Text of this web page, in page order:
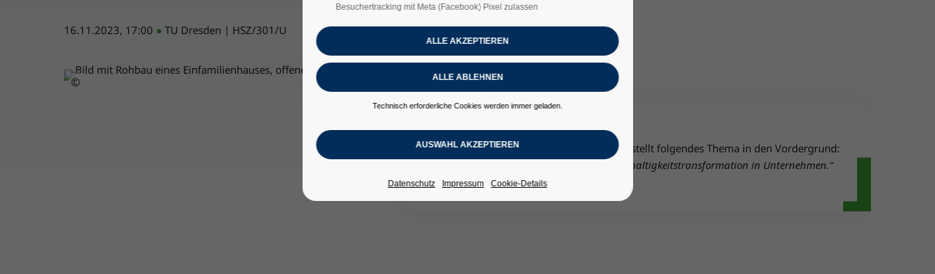
16.11.2023, 17:00 ● TU Dresden | HSZ/301/U
©
Das nächste FORUM Bau und Immobilie stellt folgendes Thema in den Vordergrund:
„Zukunft verbindet – So gelingt die Nachhaltigkeitstransformation in Unternehmen.“
Besuchertracking mit Meta (Facebook) Pixel zulassen
Technisch erforderliche Cookies werden immer geladen.
Datenschutz Impressum Cookie-Details